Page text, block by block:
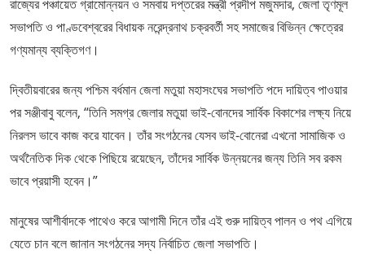
রাজ্যের পঞ্চায়েত গ্রামোন্নয়ন ও সমবায় দপ্তরের মন্ত্রী প্রদীপ মজুমদার, জেলা তৃণমূল
সভাপতি ও পাণ্ডবেশ্বরের বিধায়ক নরেন্দ্রনাথ চক্রবর্তী সহ সমাজের বিভিন্ন ক্ষেত্রের
গণ্যমান্য ব্যক্তিগণ।
দ্বিতীয়বারের জন্য পশ্চিম বর্ধমান জেলা মতুয়া মহাসংঘের সভাপতি পদে দায়িত্ব পাওয়ার
পর সঞ্জীবাবু বলেন, “তিনি সমগ্র জেলার মতুয়া ভাই-বোনদের সার্বিক বিকাশের লক্ষ্য নিয়ে
নিরলস ভাবে কাজ করে যাবেন। তাঁর সংগঠনের যেসব ভাই-বোনেরা এখনো সামাজিক ও
অর্থনৈতিক দিক থেকে পিছিয়ে রয়েছেন, তাঁদের সার্বিক উন্নয়নের জন্য তিনি সব রকম
ভাবে প্রয়াসী হবেন।”
মানুষের আশীর্বাদকে পাথেও করে আগামী দিনে তাঁর এই গুরু দায়িত্ব পালন ও পথ এগিয়ে
যেতে চান বলে জানান সংগঠনের সদ্য নির্বাচিত জেলা সভাপতি।